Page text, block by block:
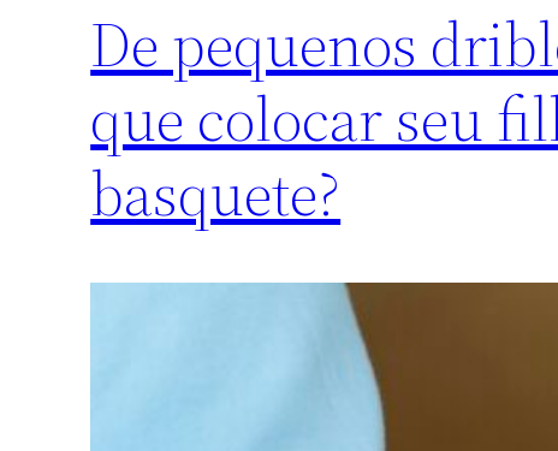
De pequenos
que colocar seu
basquete?